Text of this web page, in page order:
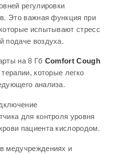
назначений
множестве клинических
повышенная вязкость
а также ослабленный
к применению
миодистрофия
длительное
системы от мокроты
регулировки
Это важная функция при
испытывают стресс
подаче воздуха.
на 8 Гб Comfort Cough
которые легко
анализа.
для контроля уровня
пациента кислородом.
медучреждениях и